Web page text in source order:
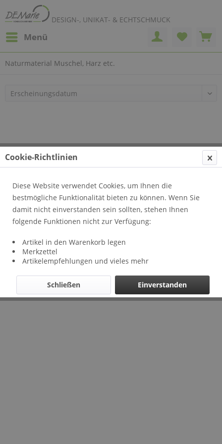
DESIGN-, UNIKAT- & ECHTSCHMUCK
Menü
Naturmaterial Muschel, Harz etc.
Informationen
und ggf. Nachnahmegebühren, wenn nicht anders
beschrieben
Cookie-Richtlinien
Diese Website verwendet Cookies, um Ihnen die
bestmögliche Funktionalität bieten zu können. Wenn Sie
damit nicht einverstanden sein sollten, stehen Ihnen
folgende Funktionen nicht zur Verfügung:
Artikel in den Warenkorb legen
Merkzettel
Artikelempfehlungen und vieles mehr
Einverstanden
Schließen